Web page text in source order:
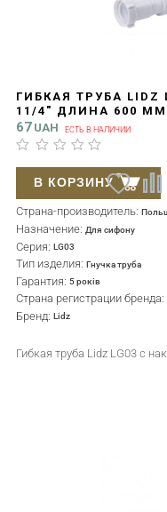
ГИБКАЯ ТРУБА
11/4" ДЛИНА 600 ММ
67 UAH ЕСТЬ В НАЛИЧИИ
Страна-производитель:
Назначение: Для сифону
Серия: LG03
Тип изделия: Гнучка труба
Гарантия: 5 років
Страна регистрации бренда:
Бренд: Lidz
Гибкая труба Lidz LG03 с
В КОРЗИНУ